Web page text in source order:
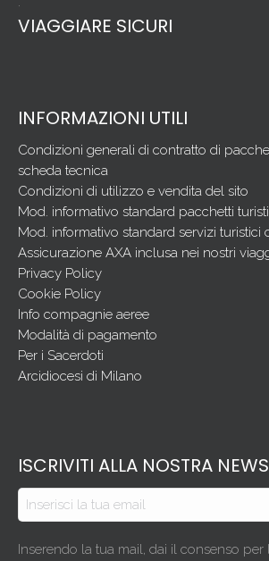
VIAGGIARE SICURI
INFORMAZIONI UTILI
Condizioni generali di contratto di
scheda tecnica
Condizioni di utilizzo e vendita del sito
Mod. informativo standard pacchetti
Mod. informativo standard servizi turistici
Assicurazione AXA inclusa nei nostri
Privacy Policy
Cookie Policy
Info compagnie aeree
Modalità di pagamento
Per i Sacerdoti
Arcidiocesi di Milano
ISCRIVITI ALLA NOSTRA
Inserendo la tua mail, dai il consenso per